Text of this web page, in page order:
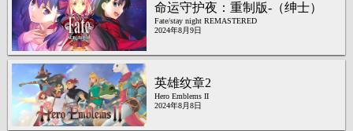
命运守护夜：重制版-（绅士）
Fate/stay night REMASTERED
2024年8月9日
英雄纹章2
Hero Emblems II
2024年8月8日